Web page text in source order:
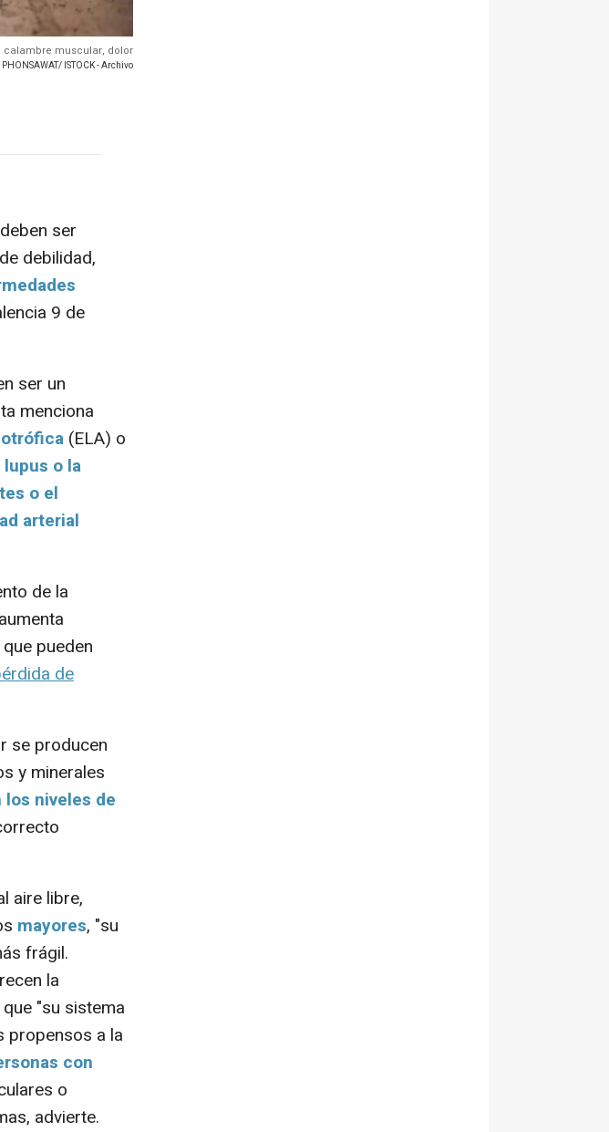
calambre muscular, dolor
ISTOCK - Archivo
ser
debilidad,
9 de
ser un
menciona
(ELA) o
lupus o la
o el
arterial
de la
pueden
de
se producen
y minerales
niveles de
aire libre,
mayores, "su
frágil.
la
"su sistema
propensos a la
con
o
advierte.